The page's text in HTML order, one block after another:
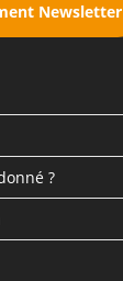
Newsletter
?